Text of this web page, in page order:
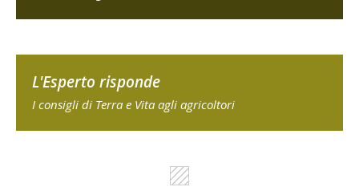
L'Esperto risponde
I consigli di Terra e Vita agli agricoltori